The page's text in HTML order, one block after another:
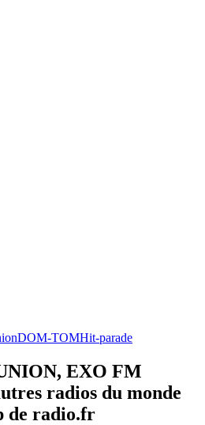
DOM-TOMHit-parade
EXO FM
radios du monde
de radio.fr